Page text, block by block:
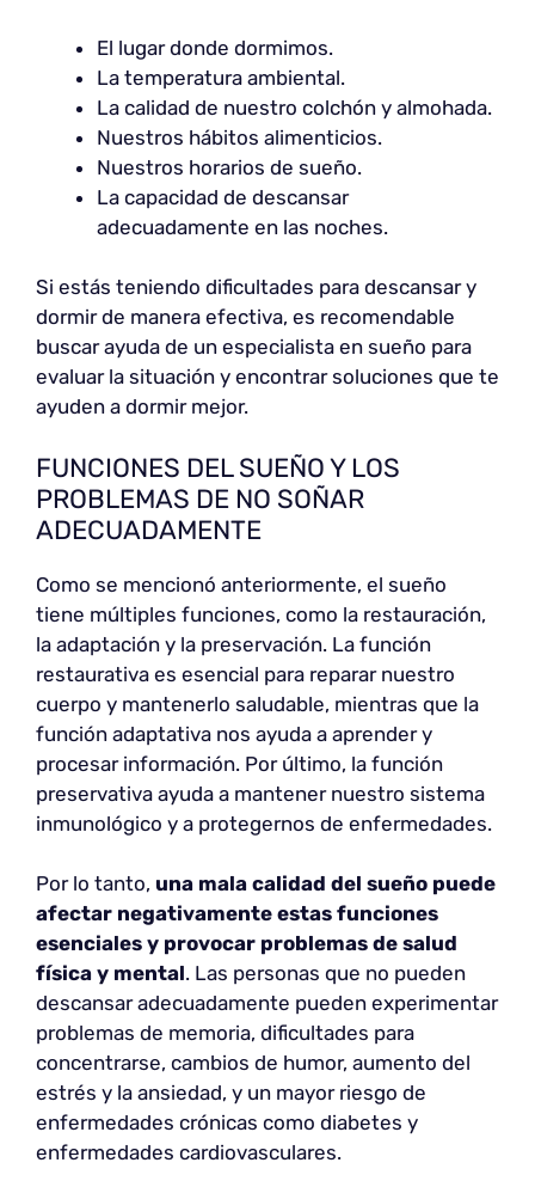
El lugar donde dormimos.
La temperatura ambiental.
La calidad de nuestro colchón y almohada.
Nuestros hábitos alimenticios.
Nuestros horarios de sueño.
La capacidad de descansar
adecuadamente en las noches.
Si estás teniendo dificultades para descansar y
dormir de manera efectiva, es recomendable
buscar ayuda de un especialista en sueño para
evaluar la situación y encontrar soluciones que te
ayuden a dormir mejor.
FUNCIONES DEL SUEÑO Y LOS
PROBLEMAS DE NO SOÑAR
ADECUADAMENTE
Como se mencionó anteriormente, el sueño
tiene múltiples funciones, como la restauración,
la adaptación y la preservación. La función
restaurativa es esencial para reparar nuestro
cuerpo y mantenerlo saludable, mientras que la
función adaptativa nos ayuda a aprender y
procesar información. Por último, la función
preservativa ayuda a mantener nuestro sistema
inmunológico y a protegernos de enfermedades.
Por lo tanto, una mala calidad del sueño puede
afectar negativamente estas funciones
esenciales y provocar problemas de salud
física y mental. Las personas que no pueden
descansar adecuadamente pueden experimentar
problemas de memoria, dificultades para
concentrarse, cambios de humor, aumento del
estrés y la ansiedad, y un mayor riesgo de
enfermedades crónicas como diabetes y
enfermedades cardiovasculares.